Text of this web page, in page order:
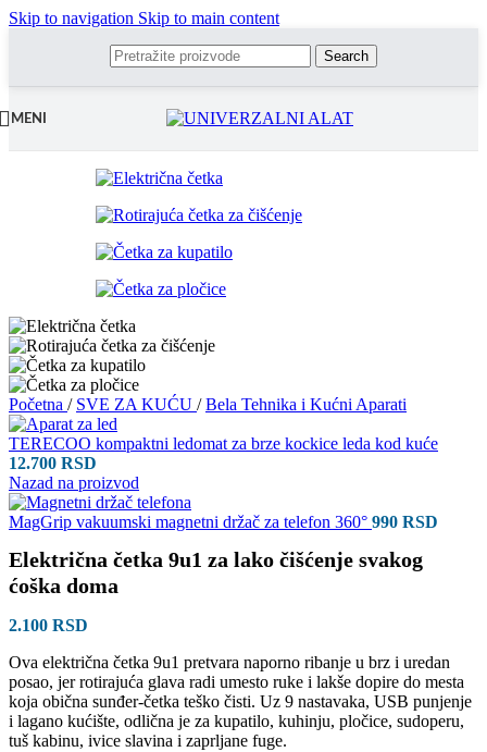
Skip to navigation Skip to main content
Search
MENI
Početna / SVE ZA KUĆU / Bela Tehnika i Kućni Aparati
TERECOO kompaktni ledomat za brze kockice leda kod kuće
12.700 RSD
Nazad na proizvod
MagGrip vakuumski magnetni držač za telefon 360° 990 RSD
Električna četka 9u1 za lako čišćenje svakog
ćoška doma
2.100 RSD
Ova električna četka 9u1 pretvara naporno ribanje u brz i uredan
posao, jer rotirajuća glava radi umesto ruke i lakše dopire do mesta
koja obična sunđer-četka teško čisti. Uz 9 nastavaka, USB punjenje
i lagano kućište, odlična je za kupatilo, kuhinju, pločice, sudoperu,
tuš kabinu, ivice slavina i zaprljane fuge.